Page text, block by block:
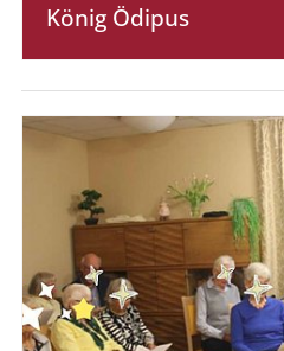
König Ödipus